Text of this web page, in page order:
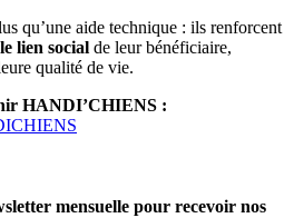
qu’une aide technique : ils renforcent
lien social de leur bénéficiaire,
qualité de vie.
HANDI’CHIENS :
mensuelle pour recevoir nos